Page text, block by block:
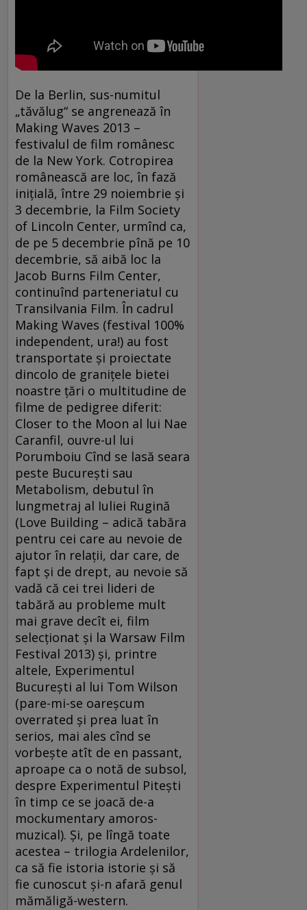
De la Berlin, sus-numitul
„tăvălug“ se angrenează în
Making Waves 2013 –
festivalul de film românesc
de la New York. Cotropirea
românească are loc, în fază
iniţială, între 29 noiembrie şi
3 decembrie, la Film Society
of Lincoln Center, urmînd ca,
de pe 5 decembrie pînă pe 10
decembrie, să aibă loc la
Jacob Burns Film Center,
continuînd parteneriatul cu
Transilvania Film. În cadrul
Making Waves (festival 100%
independent, ura!) au fost
transportate şi proiectate
dincolo de graniţele bietei
noastre ţări o multitudine de
filme de pedigree diferit:
Closer to the Moon al lui Nae
Caranfil, ouvre-ul lui
Porumboiu Cînd se lasă seara
peste Bucureşti sau
Metabolism, debutul în
lungmetraj al Iuliei Rugină
(Love Building – adică tabăra
pentru cei care au nevoie de
ajutor în relaţii, dar care, de
fapt şi de drept, au nevoie să
vadă că cei trei lideri de
tabără au probleme mult
mai grave decît ei, film
selecţionat şi la Warsaw Film
Festival 2013) şi, printre
altele, Experimentul
Bucureşti al lui Tom Wilson
(pare-mi-se oareşcum
overrated şi prea luat în
serios, mai ales cînd se
vorbeşte atît de en passant,
aproape ca o notă de subsol,
despre Experimentul Piteşti
în timp ce se joacă de-a
mockumentary amoros-
muzical). Şi, pe lîngă toate
acestea – trilogia Ardelenilor,
ca să fie istoria istorie şi să
fie cunoscut şi-n afară genul
mămăligă-western.